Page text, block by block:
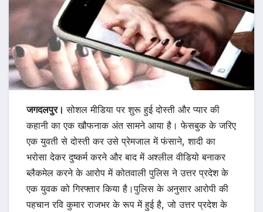
जगदलपुर।सोशल मीडिया पर शुरू हुई दोस्ती और प्यार की
कहानी का एक खौफनाक अंत सामने आया है। फेसबुक के जरिए
एक युवती से दोस्ती कर उसे प्रेमजाल में फंसाने, शादी का
भरोसा देकर दुष्कर्म करने और बाद में अश्लील वीडियो बनाकर
ब्लैकमेल करने के आरोप में कोतवाली पुलिस ने उत्तर प्रदेश के
एक युवक को गिरफ्तार किया है।पुलिस के अनुसार आरोपी की
पहचान रवि कुमार राजभर के रूप में हुई है, जो उत्तर प्रदेश के